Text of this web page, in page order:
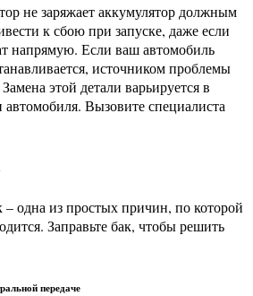
не заряжает аккумулятор должным
к сбою при запуске, даже если
напрямую. Если ваш автомобиль
источником проблемы
этой детали варьируется в
Вызовите специалиста
одна из простых причин, по которой
Заправьте бак, чтобы решить
передаче